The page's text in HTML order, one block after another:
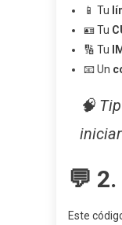
📱 Tu
🪪 Tu
🔢 Tu
📧 Un
🧠
💬
Este